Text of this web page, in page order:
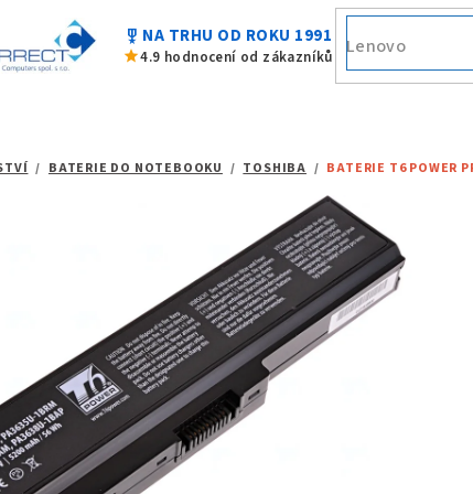
military_tech NA TRHU OD ROKU 1991
star4.9 hodnocení od zákazníků Fujitsu
/ BATERIE DO NOTEBOOKU / TOSHIBA / BATERIE T6 POWER